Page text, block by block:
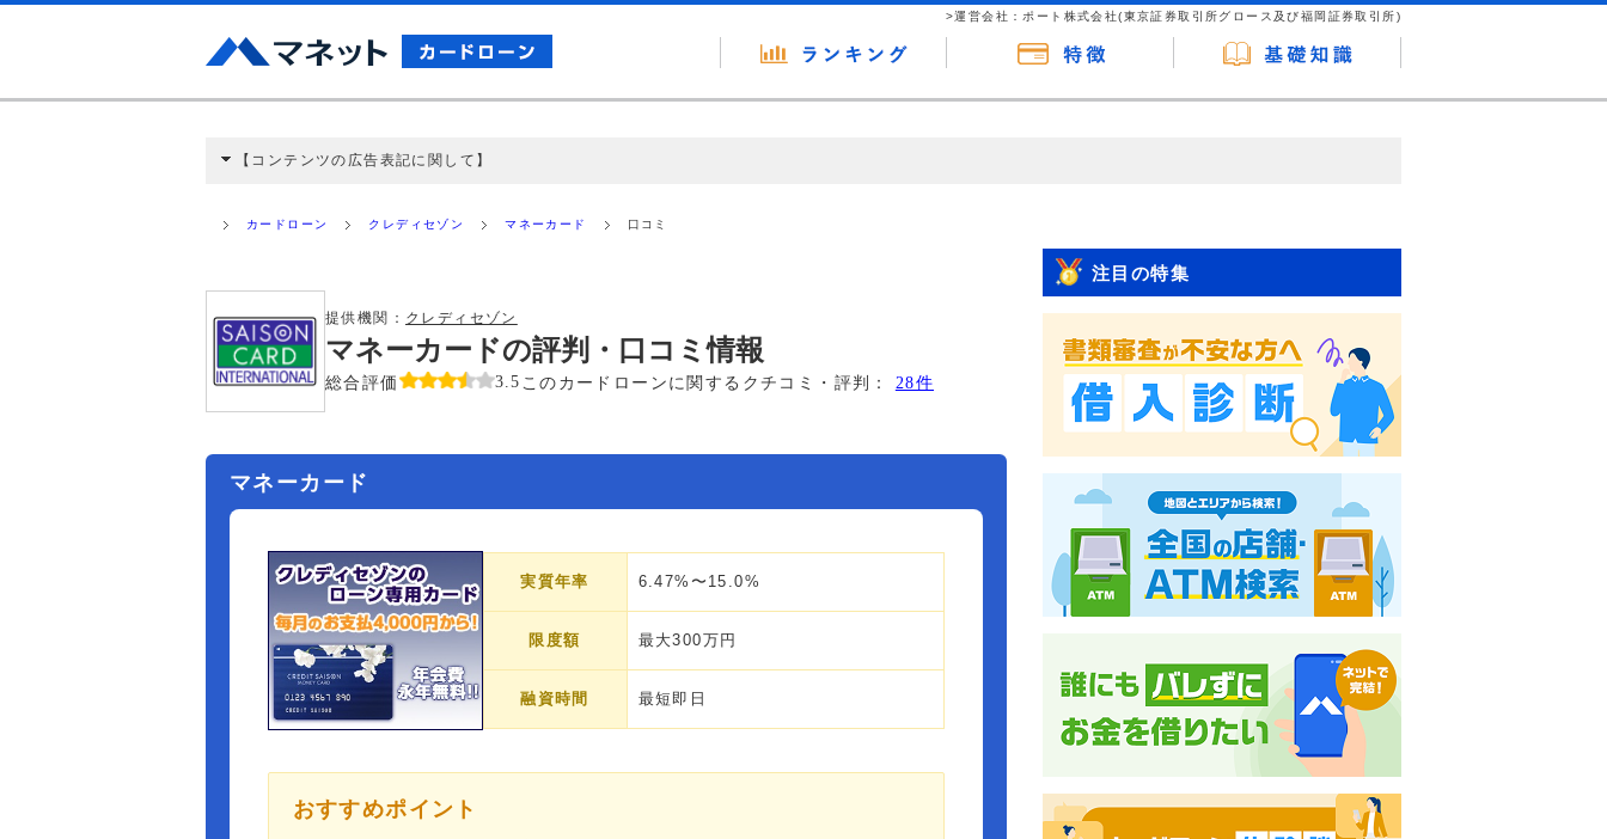
>運営会社：ポート株式会社(東京証券取引所グロース及び福岡証券取引所)
【コンテンツの広告表記に関して】
ミ収集などに基づき、公平性を担保した情報提供を行っています。
カードローン クレディセゾン マネーカード 口コミ
提供機関： クレディセゾン
マネーカードの評判・口コミ情報
総合評価 3.5 このカードローンに関するクチコミ・評判： 28件
マネーカード
実質年率 6.47%〜15.0%
限度額 最大300万円
融資時間 最短即日
おすすめポイント
注目の特集